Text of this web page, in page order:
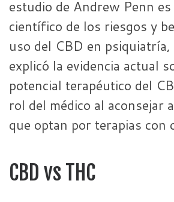
estudio de Andrew Penn
científico de los riesgos y
uso del CBD en psiquiatría,
explicó la evidencia actual
potencial terapéutico del
rol del médico al aconsejar
que optan por terapias con
CBD vs THC